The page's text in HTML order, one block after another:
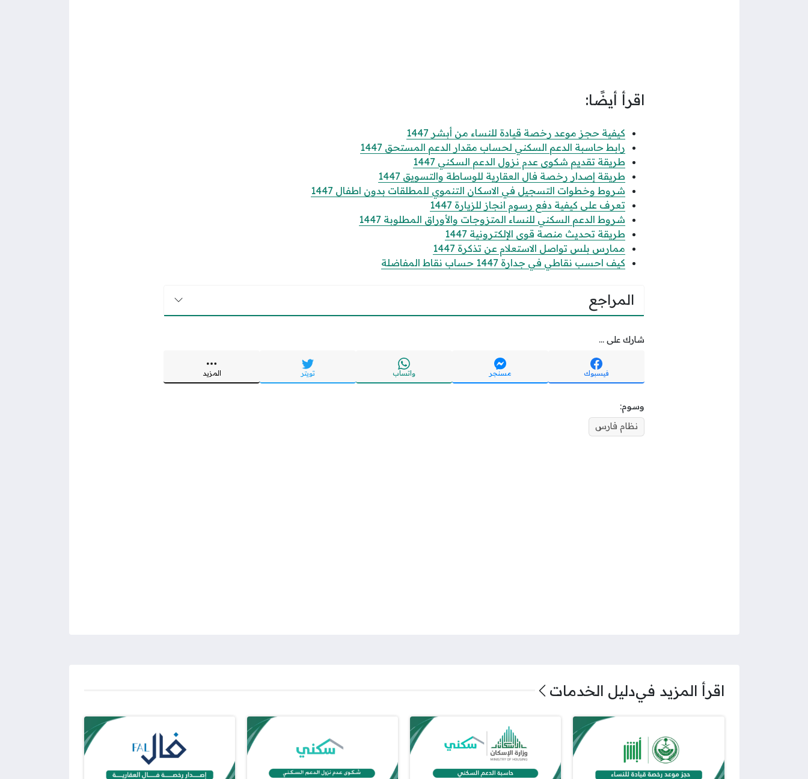
اقرأ أيضًا:
كيفية حجز موعد رخصة قيادة للنساء من أبشر 1447
رابط حاسبة الدعم السكني لحساب مقدار الدعم المستحق 1447
طريقة تقديم شكوى عدم نزول الدعم السكني 1447
طريقة إصدار رخصة فال العقارية للوساطة والتسويق 1447
شروط وخطوات التسجيل في الاسكان التنموي للمطلقات بدون اطفال 1447
تعرف على كيفية دفع رسوم انجاز للزيارة 1447
شروط الدعم السكني للنساء المتزوجات والأوراق المطلوبة 1447
طريقة تحديث منصة قوى الإلكترونية 1447
ممارس بلس تواصل الاستعلام عن تذكرة 1447
كيف احسب نقاطي في جدارة 1447 حساب نقاط المفاضلة
المراجع
شارك على ...
فيسبوك مسنجر واتساب تويتر المزيد
وسوم:
نظام فارس
اقرأ المزيد فيدليل الخدمات